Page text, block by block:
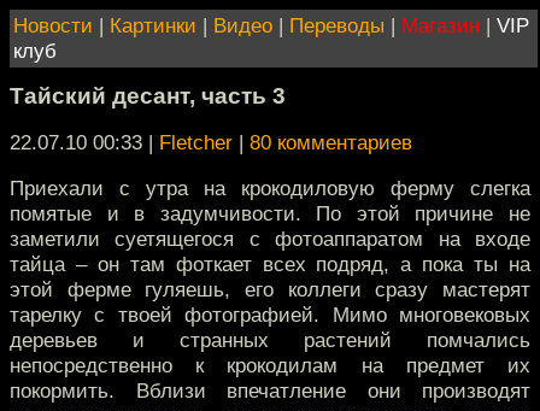
Новости | Картинки | Видео | Переводы | Магазин | VIP
клуб
Тайский десант, часть 3
22.07.10 00:33 | Fletcher | 80 комментариев
Приехали с утра на крокодиловую ферму слегка
помятые и в задумчивости. По этой причине не
заметили суетящегося с фотоаппаратом на входе
тайца – он там фоткает всех подряд, а пока ты на
этой ферме гуляешь, его коллеги сразу мастерят
тарелку с твоей фотографией. Мимо многовековых
деревьев и странных растений помчались
непосредственно к крокодилам на предмет их
покормить. Вблизи впечатление они производят